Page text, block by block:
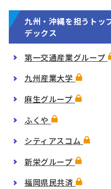
九州・沖縄を担うトッ
デックス
第一交通産業グループ
九州産業大学
麻生グループ
ふくや
シティアスコム
新栄グループ
福岡県民共済